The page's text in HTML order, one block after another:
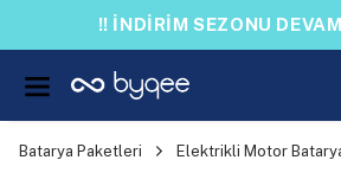
!! İNDİRİM SEZONU
Batarya Paketleri Elektrikli Motor